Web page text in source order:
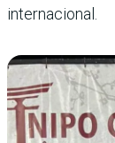
internacional.